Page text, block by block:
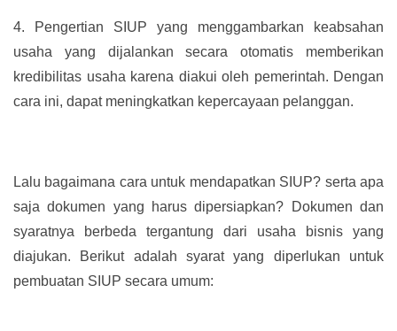
4.
Pengertian SIUP yang menggambarkan keabsahan
usaha yang dijalankan secara otomatis memberikan
kredibilitas usaha karena diakui oleh pemerintah. Dengan
cara ini, dapat meningkatkan kepercayaan pelanggan.
Lalu bagaimana cara untuk mendapatkan SIUP? serta apa
saja dokumen yang harus dipersiapkan? Dokumen dan
syaratnya berbeda tergantung dari usaha bisnis yang
diajukan. Berikut adalah syarat yang diperlukan untuk
pembuatan SIUP secara umum: